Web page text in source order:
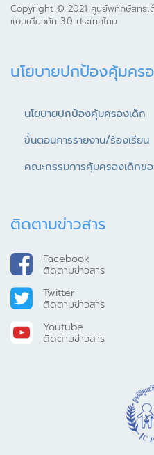
Copyright © 2021 ศูนย์พิทักษ์สิทธิเ
แบบเดียวกัน 3.0 ประเทศไทย
นโยบายปกป้องคุ้มคร
นโยบายปกป้องคุ้มครองเด็ก
ขั้นตอนการรายงาน/ร้องเรียน
คณะกรรมการคุ้มครองเด็กข
ติดตามข่าวสาร
Facebook
ติดตามข่าวสาร
Twitter
ติดตามข่าวสาร
Youtube
ติดตามข่าวสาร